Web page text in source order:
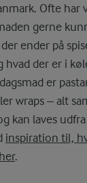
Ofte har
gerne
ender på
hvad der er i
er
wraps – alt
kan laves
inspiration til,
.